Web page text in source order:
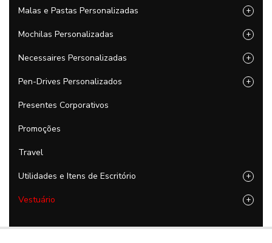
Malas e Pastas Personalizadas +
Mochilas Personalizadas +
Necessaires Personalizadas +
Pen-Drives Personalizados +
Presentes Corporativos
Promoções
Travel
Utilidades e Itens de Escritório +
Vestuário +